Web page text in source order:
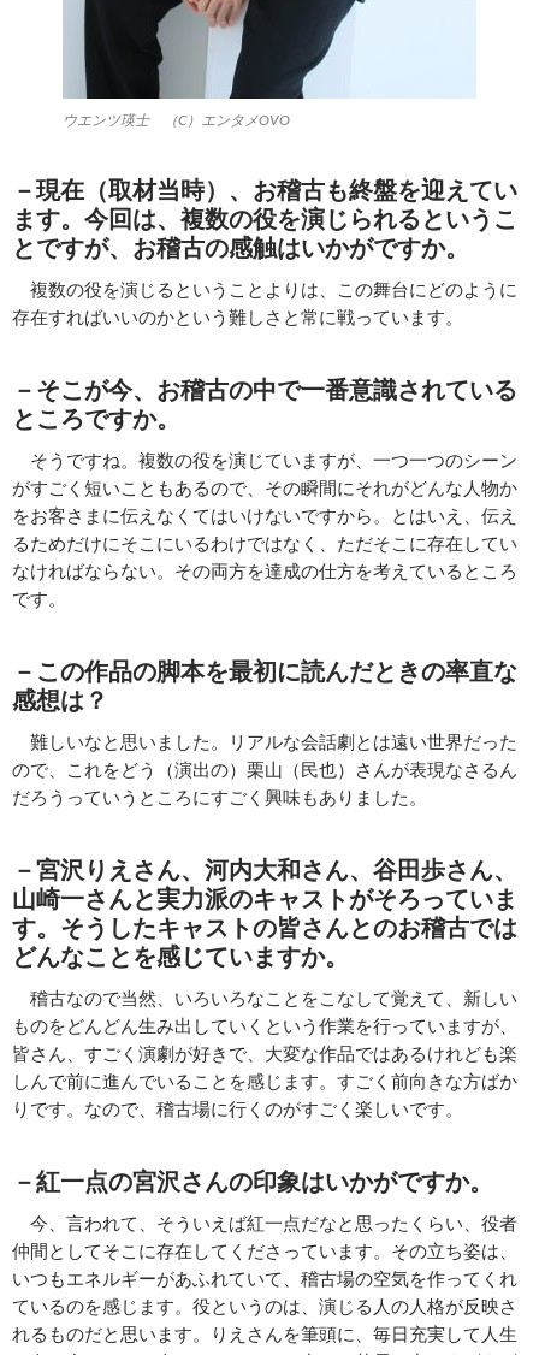
ウエンツ瑛士 （C）エンタメOVO
－現在（取材当時）、お稽古も終盤を迎えてい
ます。今回は、複数の役を演じられるというこ
とですが、お稽古の感触はいかがですか。
複数の役を演じるということよりは、この舞台にどのように
存在すればいいのかという難しさと常に戦っています。
－そこが今、お稽古の中で一番意識されている
ところですか。
そうですね。複数の役を演じていますが、一つ一つのシーン
がすごく短いこともあるので、その瞬間にそれがどんな人物か
をお客さまに伝えなくてはいけないですから。とはいえ、伝え
るためだけにそこにいるわけではなく、ただそこに存在してい
なければならない。その両方を達成の仕方を考えているところ
です。
－この作品の脚本を最初に読んだときの率直な
感想は？
難しいなと思いました。リアルな会話劇とは遠い世界だった
ので、これをどう（演出の）栗山（民也）さんが表現なさるん
だろうっていうところにすごく興味もありました。
－宮沢りえさん、河内大和さん、谷田歩さん、
山崎一さんと実力派のキャストがそろっていま
す。そうしたキャストの皆さんとのお稽古では
どんなことを感じていますか。
稽古なので当然、いろいろなことをこなして覚えて、新しい
ものをどんどん生み出していくという作業を行っていますが、
皆さん、すごく演劇が好きで、大変な作品ではあるけれども楽
しんで前に進んでいることを感じます。すごく前向きな方ばか
りです。なので、稽古場に行くのがすごく楽しいです。
－紅一点の宮沢さんの印象はいかがですか。
今、言われて、そういえば紅一点だなと思ったくらい、役者
仲間としてそこに存在してくださっています。その立ち姿は、
いつもエネルギーがあふれていて、稽古場の空気を作ってくれ
ているのを感じます。役というのは、演じる人の人格が反映さ
れるものだと思います。りえさんを筆頭に、毎日充実して人生